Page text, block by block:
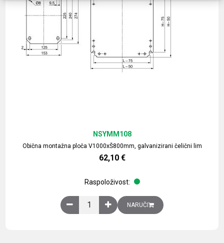
Obična montažna ploča V1000xŠ800mm, galvanizirani čelični lim
NSYMM108
62,10 €
Raspoloživost:
Obična montažna ploča V1000xŠ800mm,
NARUČI